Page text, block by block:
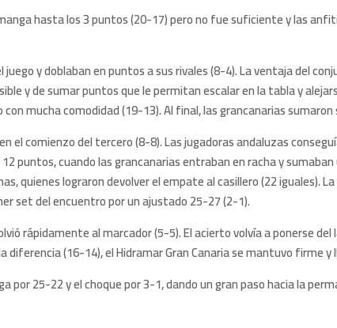
hasta los 3 puntos (20-17) pero no fue suficiente y las
y doblaban en puntos a sus rivales (8-4). La ventaja del
y de sumar puntos que le permitan escalar en la tabla y
mucha comodidad (19-13). Al final, las grancanarias
el comienzo del tercero (8-8). Las jugadoras andaluzas
puntos, cuando las grancanarias entraban en racha y
quienes lograron devolver el empate al casillero (22 iguales).
set del encuentro por un ajustado 25-27 (2-1).
rápidamente al marcador (5-5). El acierto volvía a ponerse
(16-14), el Hidramar Gran Canaria se mantuvo firme y
25-22 y el choque por 3-1, dando un gran paso hacia la